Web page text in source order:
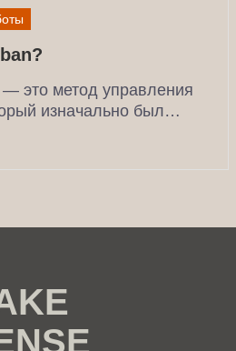
это метод управления
изначально был